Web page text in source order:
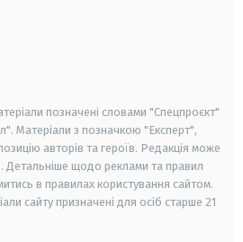
позначені словами "Спецпроєкт"
Матеріали з позначкою "Експерт",
авторів та героїв. Редакція може
Детальніше щодо реклами та правил
в правилах користування сайтом.
сайту призначені для осіб старше 21